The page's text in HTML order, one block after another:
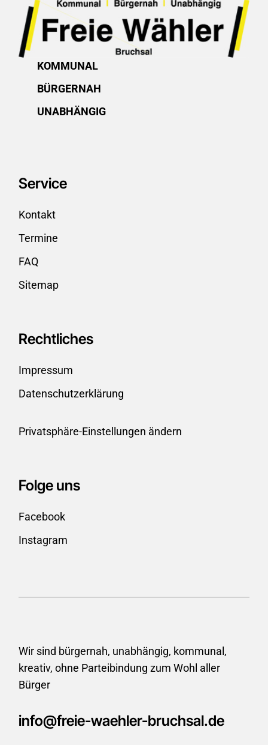
KOMMUNAL
BÜRGERNAH
UNABHÄNGIG
Service
Kontakt
Termine
FAQ
Sitemap
Rechtliches
Impressum
Datenschutzerklärung
Privatsphäre-Einstellungen ändern
Folge uns
Facebook
Instagram
Wir sind bürgernah, unabhängig, kommunal,
kreativ, ohne Parteibindung zum Wohl aller
Bürger
info@freie-waehler-bruchsal.de